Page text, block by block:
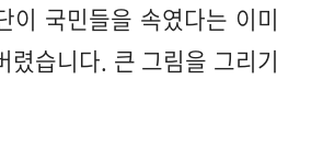
이 국민들을 속였다는 이미
렸습니다. 큰 그림을 그리기